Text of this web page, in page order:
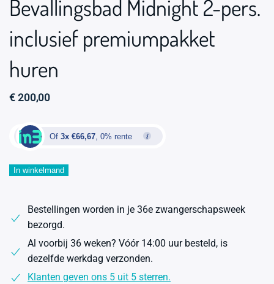
Bevallingsbad Midnight 2-pers.
inclusief premiumpakket
huren
€ 200,00
Of 3x €66,67, 0% rente
Bevallingsbad
pers.
inclusief
premiumpakket
huren
aantal
In winkelmand
Bestellingen worden in je 36e zwangerschapsweek
bezorgd.
Al voorbij 36 weken? Vóór 14:00 uur besteld, is
dezelfde werkdag verzonden.
Klanten geven ons 5 uit 5 sterren.